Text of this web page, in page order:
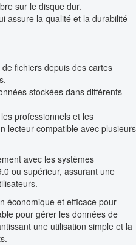
sur le disque dur.
assure la qualité et la durabilité
fichiers depuis des cartes
stockées dans différents
professionnels et les
lecteur compatible avec plusieurs
avec les systèmes
ou supérieur, assurant une
économique et efficace pour
pour gérer les données de
une utilisation simple et la